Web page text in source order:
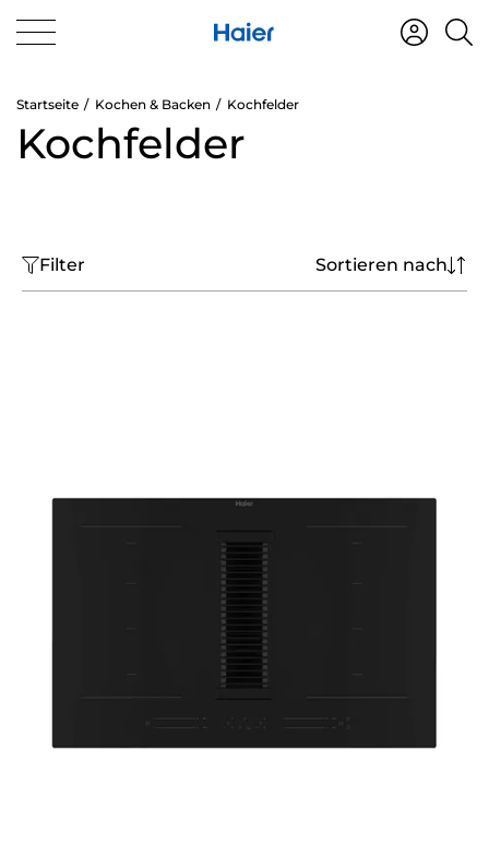
Startseite Kochen & Backen Kochfelder
Kochfelder
Filter Sortieren nach